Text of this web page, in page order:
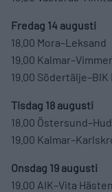
Fredag 14 augusti
18.00 Mora–Leksand
19.00
19.00
Tisdag 18 augusti
18.00
19.00
Onsdag 19 augusti
19.00 AIK–Vita Hästen